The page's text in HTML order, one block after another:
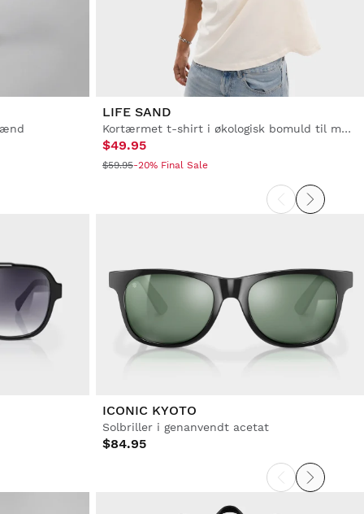
LIFE SAND
Kortærmet t-shirt i økologisk bomuld til mænd
$49.95
$59.95-20% Final Sale
ICONIC KYOTO
Solbriller i genanvendt acetat
$84.95